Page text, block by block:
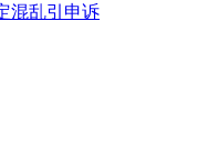
混乱引申诉